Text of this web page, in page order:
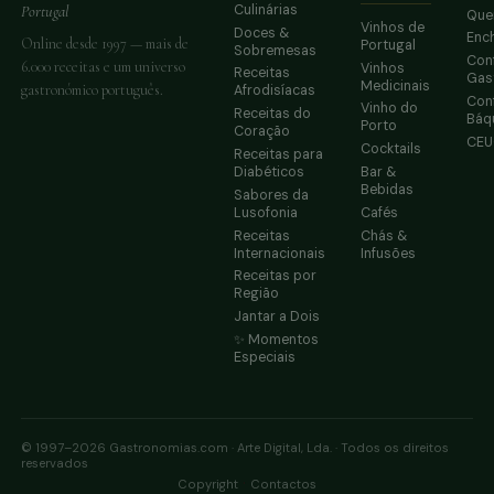
Portugal
Online desde 1997 — mais de
6.000 receitas e um universo
gastronómico português.
Culinárias
Doces &
Sobremesas
Receitas
Afrodisíacas
Receitas do
Coração
Receitas para
Diabéticos
Sabores da
Lusofonia
Receitas
Internacionais
Receitas por
Região
Jantar a Dois
✨ Momentos
Especiais
Vinhos de
Portugal
Vinhos
Medicinais
Vinho do
Porto
Cocktails
Bar &
Bebidas
Cafés
Chás &
Infusões
© 1997–2026 Gastronomias.com · Arte Digital, Lda. · Todos os direitos
reservados
Copyright
Contactos